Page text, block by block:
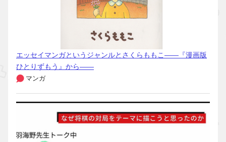
エッセイマンガというジャンルとさくらももこ――『漫画版
ひとりずもう』から――
マンガ